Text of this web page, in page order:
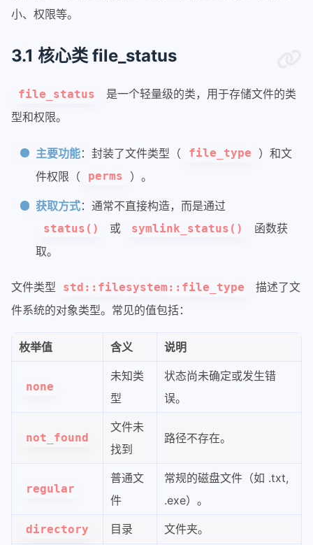
小、权限等。
3.1 核心类 file_status
file_status
是一个轻量级的类，用于存储文件的类
型和权限。
主要功能：封装了文件类型（ file_type
）和文
件权限（
perms ）。
获取方式：通常不直接构造，而是通过
status() 或 symlink_status()
函数获
取。
文件类型 std::filesystem::file_type
描述了文
件系统的对象类型。常见的值包括：
枚举值 含义 说明
none
未知类
型
状态尚未确定或发生错
误。
not_found
文件未
找到
路径不存在。
regular
普通文
件
常规的磁盘文件（如 .txt,
.exe）。
directory 目录 文件夹。